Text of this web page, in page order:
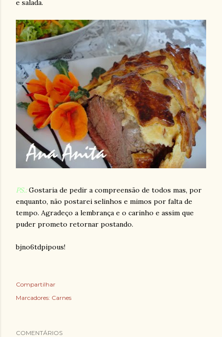
e salada.
PS.: Gostaria de pedir a compreensão de todos mas, por
enquanto, não postarei selinhos e mimos por falta de
tempo. Agradeço a lembrança e o carinho e assim que
puder prometo retornar postando.
bjno6tdpipous!
Compartilhar
Marcadores: Carnes
COMENTÁRIOS